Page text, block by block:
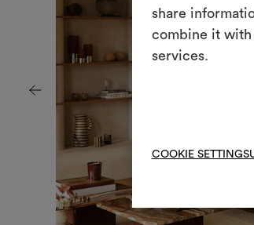
share
combine it with
services.
COOKIE SETTINGS